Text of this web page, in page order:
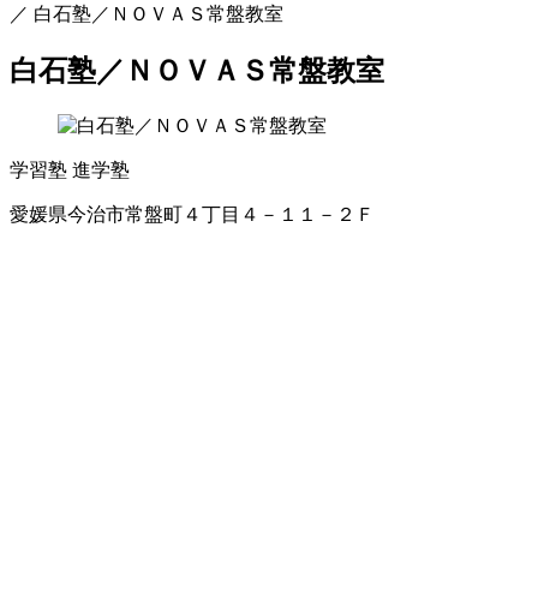
／ 白石塾／ＮＯＶＡＳ常盤教室
白石塾／ＮＯＶＡＳ常盤教室
学習塾 進学塾
愛媛県今治市常盤町４丁目４－１１－２Ｆ